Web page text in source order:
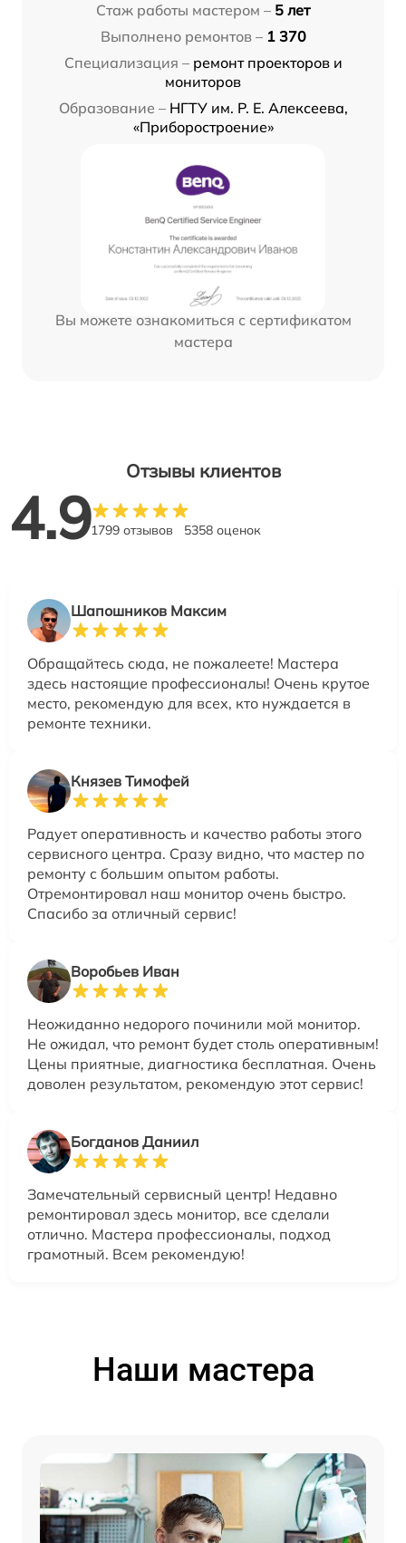
Стаж работы мастером – 5 лет
Выполнено ремонтов – 1 370
Специализация – ремонт проекторов и
мониторов
Образование – НГТУ им. Р. Е. Алексеева,
«Приборостроение»
Вы можете ознакомиться с сертификатом
мастера
Отзывы клиентов
4.91799 отзывов 5358 оценок
Шапошников Максим
Обращайтесь сюда, не пожалеете! Мастера
здесь настоящие профессионалы! Очень крутое
место, рекомендую для всех, кто нуждается в
ремонте техники.
Князев Тимофей
Радует оперативность и качество работы этого
сервисного центра. Сразу видно, что мастер по
ремонту с большим опытом работы.
Отремонтировал наш монитор очень быстро.
Спасибо за отличный сервис!
Воробьев Иван
Неожиданно недорого починили мой монитор.
Не ожидал, что ремонт будет столь оперативным!
Цены приятные, диагностика бесплатная. Очень
доволен результатом, рекомендую этот сервис!
Богданов Даниил
Замечательный сервисный центр! Недавно
ремонтировал здесь монитор, все сделали
отлично. Мастера профессионалы, подход
грамотный. Всем рекомендую!
Наши мастера